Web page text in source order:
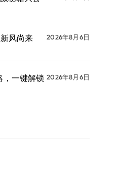
风尚来
2026年8月6日
，一键解锁 2026年8月6日